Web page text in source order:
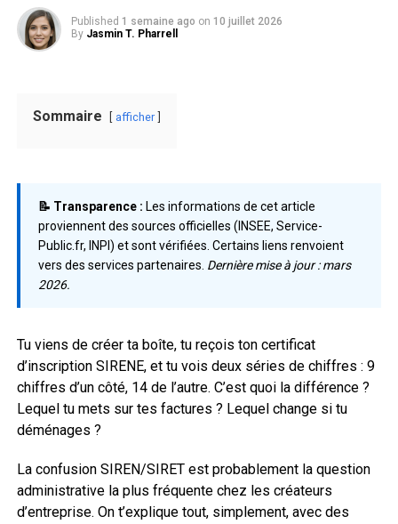
Published 1 semaine ago on 10 juillet 2026
By Jasmin T. Pharrell
Sommaire afficher
📝 Transparence : Les informations de cet article
proviennent des sources officielles (INSEE, Service-
Public.fr, INPI) et sont vérifiées. Certains liens renvoient
vers des services partenaires. Dernière mise à jour : mars
2026.
Tu viens de créer ta boîte, tu reçois ton certificat
d’inscription SIRENE, et tu vois deux séries de chiffres : 9
chiffres d’un côté, 14 de l’autre. C’est quoi la différence ?
Lequel tu mets sur tes factures ? Lequel change si tu
déménages ?
La confusion SIREN/SIRET est probablement la question
administrative la plus fréquente chez les créateurs
d’entreprise. On t’explique tout, simplement, avec des